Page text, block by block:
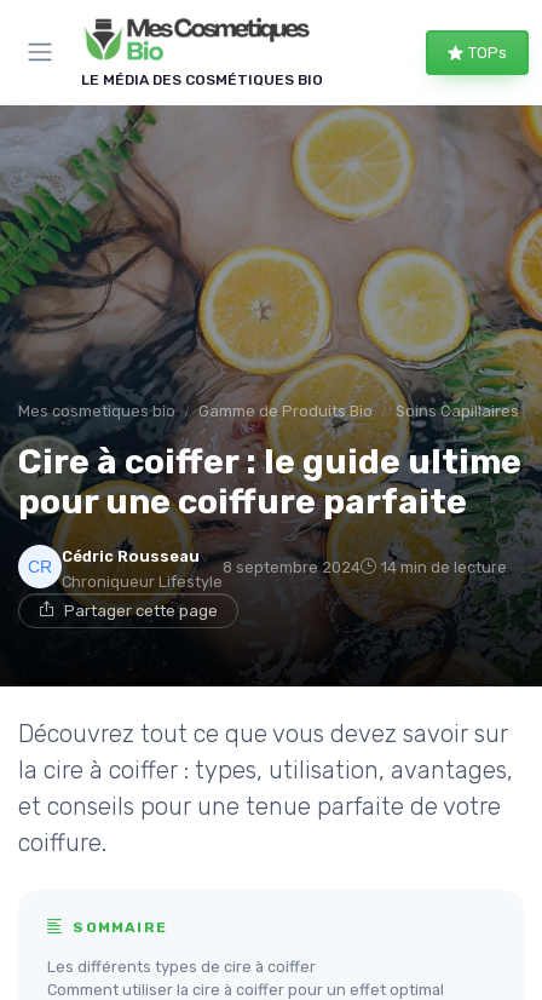
LE MÉDIA DES COSMÉTIQUES BIO
TOPs
Mes cosmetiques bio Gamme de Produits Bio Soins Capillaires
Cire à coiffer : le guide ultime
pour une coiffure parfaite
Cédric Rousseau
Chroniqueur Lifestyle
8 septembre 2024 14 min de lecture
Partager cette page
Découvrez tout ce que vous devez savoir sur
la cire à coiffer : types, utilisation, avantages,
et conseils pour une tenue parfaite de votre
coiffure.
SOMMAIRE
Les différents types de cire à coiffer
Comment utiliser la cire à coiffer pour un effet optimal
Panneau de gestion des cookies